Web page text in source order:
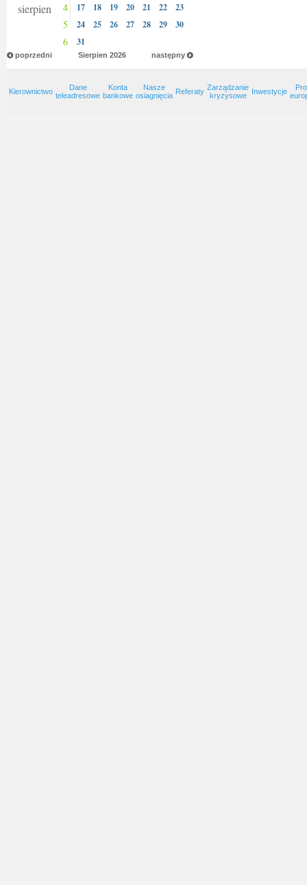
sierpien 4 17 18 19 20 21 22 23
5 24 25 26 27 28 29 30
6 31
poprzedni następny
Sierpien 2026
Kierownictwo
Dane
teleadresowe
Konta
bankowe
Nasze
osiagnięcia Referaty Zarządzanie
kryzysowe
Inwestycje